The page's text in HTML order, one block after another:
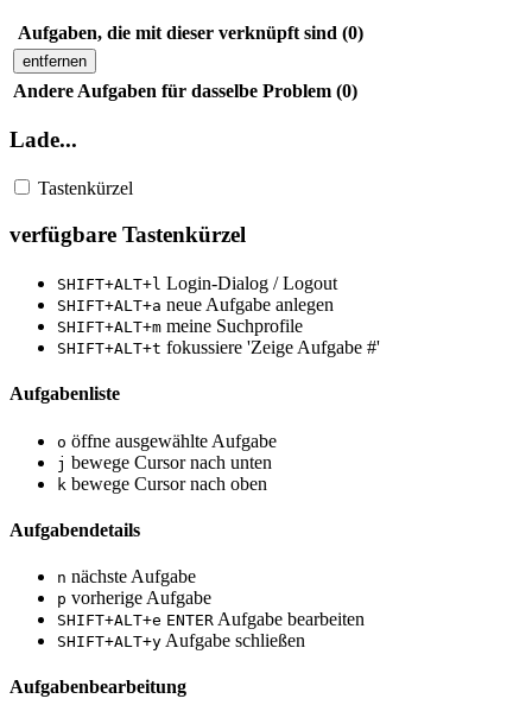
Aufgaben, die mit dieser verknüpft sind (0)
entfernen
Andere Aufgaben für dasselbe Problem (0)
Lade...
Tastenkürzel
verfügbare Tastenkürzel
SHIFT+ALT+l Login-Dialog / Logout
SHIFT+ALT+a neue Aufgabe anlegen
SHIFT+ALT+m meine Suchprofile
SHIFT+ALT+t fokussiere 'Zeige Aufgabe #'
Aufgabenliste
o öffne ausgewählte Aufgabe
j bewege Cursor nach unten
k bewege Cursor nach oben
Aufgabendetails
n nächste Aufgabe
p vorherige Aufgabe
SHIFT+ALT+e ENTER Aufgabe bearbeiten
SHIFT+ALT+y Aufgabe schließen
Aufgabenbearbeitung